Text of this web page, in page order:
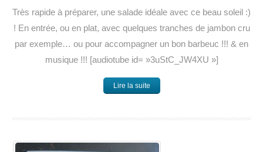
Très rapide à préparer, une salade idéale avec ce beau soleil :)
! En entrée, ou en plat, avec quelques tranches de jambon cru
par exemple… ou pour accompagner un bon barbeuc !!! & en
musique !!! [audiotube id= »3uStC_JW4XU »]
Lire la suite